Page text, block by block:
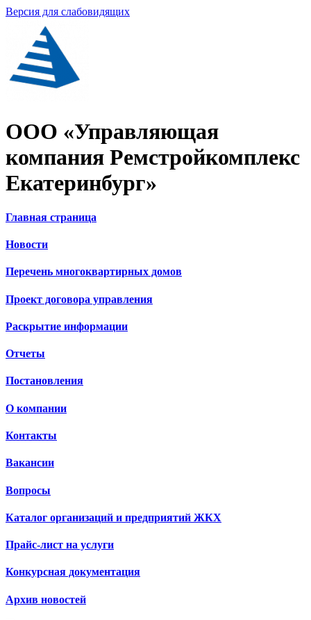
Версия для слабовидящих
ООО «Управляющая
компания Ремстройкомплекс
Екатеринбург»
Главная страница
Новости
Перечень многоквартирных домов
Проект договора управления
Раскрытие информации
Отчеты
Постановления
О компании
Контакты
Вакансии
Вопросы
Каталог организаций и предприятий ЖКХ
Прайс-лист на услуги
Конкурсная документация
Архив новостей